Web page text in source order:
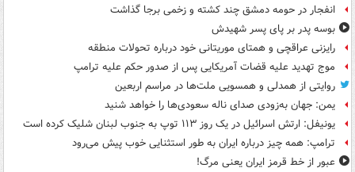
انفجار در حومه دمشق چند کشته و زخمی برجا گذاشت
بوسه‌ پدر بر پای پسر شهیدش
رایزنی عراقچی و همتای موریتانی خود درباره تحولات منطقه
موج تهدید علیه قضات آمریکایی پس از صدور حکم علیه ترامپ
روایتی از همدلی و همسویی ملت‌ها در مراسم اربعین
یمن: جهان به‌زودی صدای ناله سعودی‌ها را خواهد شنید
یونیفل: ارتش اسرائیل در یک روز ۱۱۳ توپ به جنوب لبنان شلیک کرده است
ترامپ: همه چیز درباره ایران به طور استثنایی خوب پیش می‌رود
عبور از خط قرمز ایران یعنی مرگ!